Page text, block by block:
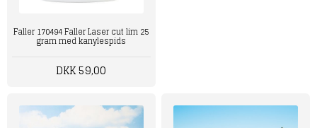
Faller 170494 Faller Laser cut lim 25
gram med kanylespids
DKK 59,00